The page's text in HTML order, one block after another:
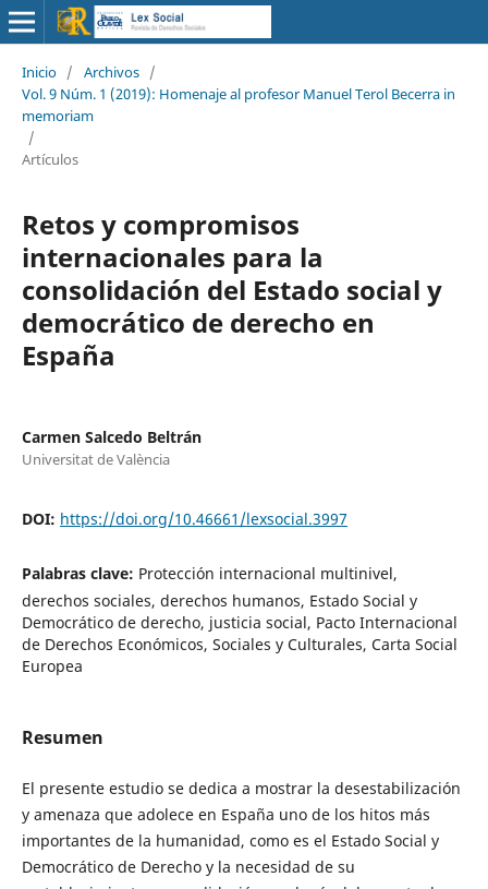
Inicio / Archivos /
Vol. 9 Núm. 1 (2019): Homenaje al profesor Manuel Terol Becerra in
memoriam
/
Artículos
Retos y compromisos
internacionales para la
consolidación del Estado social y
democrático de derecho en
España
Carmen Salcedo Beltrán
Universitat de València
DOI: https://doi.org/10.46661/lexsocial.3997
Palabras clave: Protección internacional multinivel,
derechos sociales, derechos humanos, Estado Social y
Democrático de derecho, justicia social, Pacto Internacional
de Derechos Económicos, Sociales y Culturales, Carta Social
Europea
Resumen
El presente estudio se dedica a mostrar la desestabilización
y amenaza que adolece en España uno de los hitos más
importantes de la humanidad, como es el Estado Social y
Democrático de Derecho y la necesidad de su